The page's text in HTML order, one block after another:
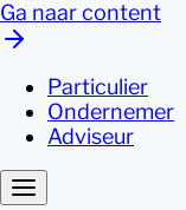
Ga naar content
Particulier
Ondernemer
Adviseur